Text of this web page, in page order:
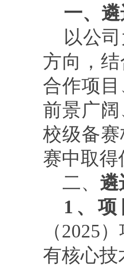
一、
以公
方向，
合作项
前景广
校级备
赛中取
二、 遴
1、
（2025
有核心技